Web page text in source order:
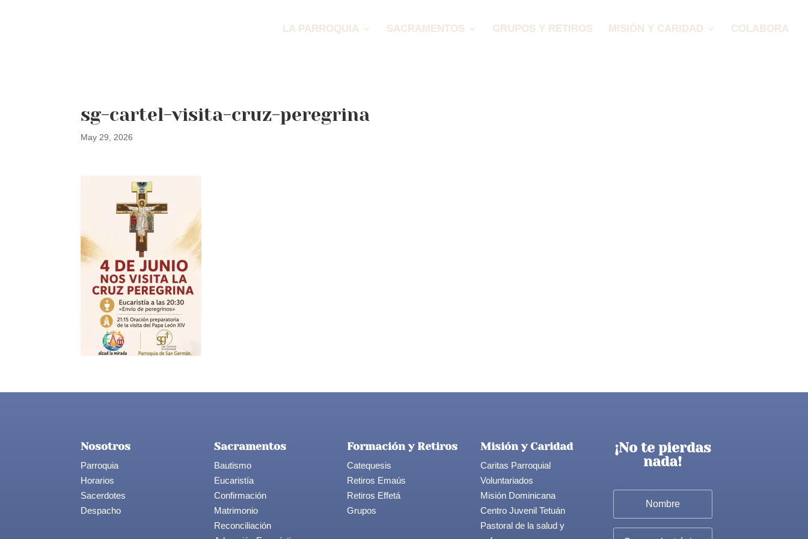
LA PARROQUIA SACRAMENTOS GRUPOS Y RETIROS MISIÓN Y CARIDAD COLABORA
sg-cartel-visita-cruz-peregrina
May 29, 2026
Nosotros
Parroquia
Horarios
Sacerdotes
Despacho
Sacramentos
Bautismo
Eucaristía
Confirmación
Matrimonio
Reconciliación
Formación y Retiros
Catequesis
Retiros Emaús
Retiros Effetá
Grupos
Misión y Caridad
Caritas Parroquial
Voluntariados
Misión Dominicana
Centro Juvenil Tetuán
Pastoral de la salud y
¡No te pierdas
nada!